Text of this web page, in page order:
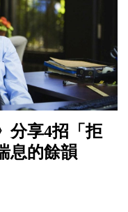
分享4招「拒
息的餘韻